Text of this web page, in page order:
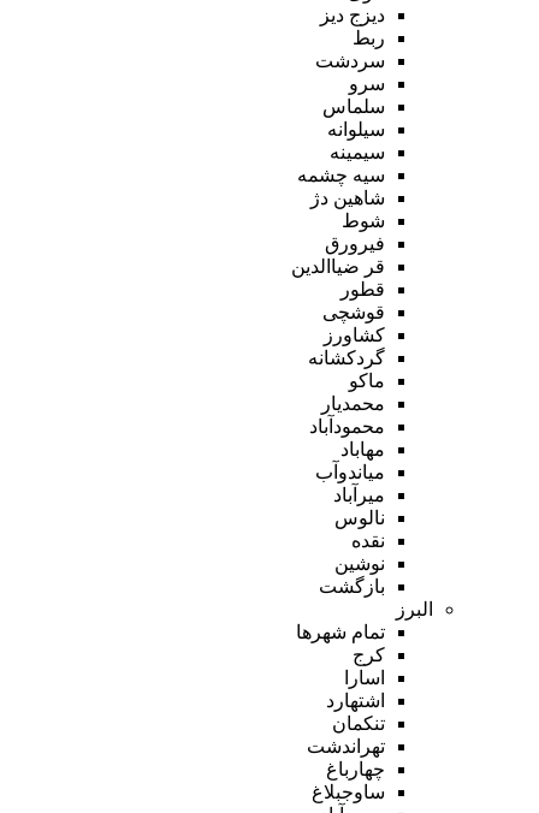
دیزج دیز
ربط
سردشت
سرو
سلماس
سیلوانه
سیمینه
سیه چشمه
شاهین دژ
شوط
فیرورق
قر ضیاالدین
قطور
قوشچی
کشاورز
گردکشانه
ماکو
محمدیار
محمودآباد
مهاباد
میاندوآب
میرآباد
نالوس
نقده
نوشین
بازگشت
البرز
تمام شهر‌ها
کرج
اسارا
اشتهارد
تنکمان
تهراندشت
چهارباغ
ساوجبلاغ